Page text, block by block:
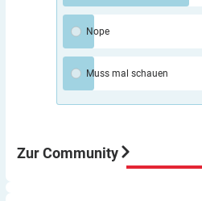
nicht, jedenfalls nicht für
AID haben sich bei mir GMI
“automatisch” funktioniert
Insulinzufuhr maximal auf
immer wieder so machen.
Nope
Muss mal schauen
Zur Community